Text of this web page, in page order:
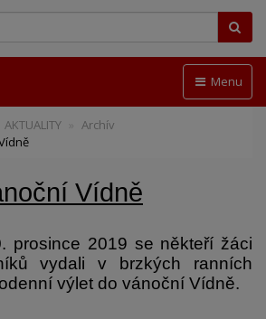
Menu
AKTUALITY
Archív
Vídně
prosince 2019 se někteří žáci
vydali v brzkých ranních
výlet do vánoční Vídně.